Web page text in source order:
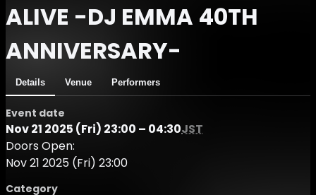
ALIVE -DJ EMMA 40TH
ANNIVERSARY-
Details Venue Performers
Event date
Nov 21 2025 (Fri) 23:00 – 04:30JST
Doors Open:
Nov 21 2025 (Fri) 23:00
Category